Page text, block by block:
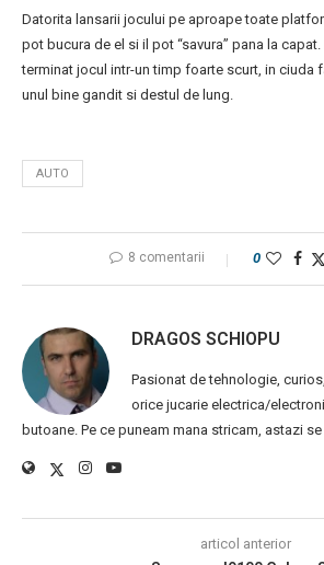
Datorita lansarii jocului pe aproape toate
pot bucura de el si il pot “savura” pana la
terminat jocul intr-un timp foarte scurt, in ciuda
unul bine gandit si destul de lung.
AUTO
8 comentarii 0
DRAGOS SCHIOPU
Pasionat de tehnologie,
orice jucarie electrica/
butoane. Pe ce puneam mana stricam, astazi
articol anterior